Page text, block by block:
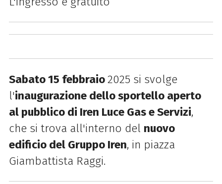
Sabato 15 febbraio2025 si svolge
l'inaugurazione dello sportello aperto
al pubblico di Iren Luce Gas e Servizi,
che si trova all'interno del nuovo
edificio del Gruppo Iren, in piazza
Giambattista Raggi.